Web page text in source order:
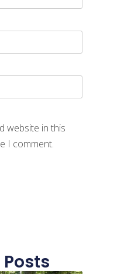
website in this
I comment.